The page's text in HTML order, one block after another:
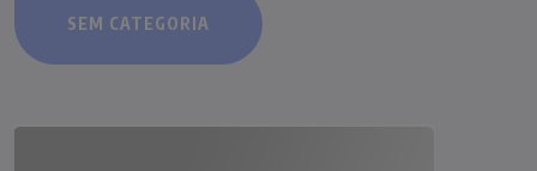
SEM CATEGORIA